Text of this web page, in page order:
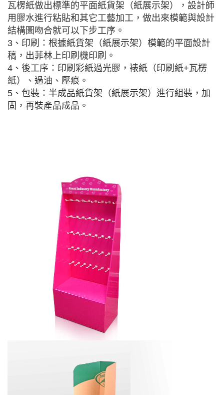
瓦楞紙做出標準的平面紙貨架（紙展示架），設計師
用膠水進行粘貼和其它工藝加工，做出來模範與設計
結構圖吻合就可以下步工序。
3、印刷：根據紙貨架（紙展示架）模範的平面設計
稿，出菲林上印刷機印刷。
4、後工序：印刷彩紙過光膠，裱紙（印刷紙+瓦楞
紙）、過油、壓痕。
5、包裝：半成品紙貨架（紙展示架）進行組裝，加
固，再裝產品成品。